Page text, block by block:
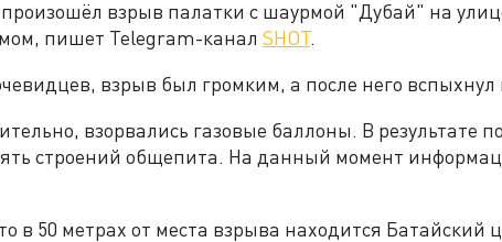
произошёл взрыв палатки с шаурмой "Дубай" на
пишет Telegram-канал SHOT.
взрыв был громким, а после него
взорвались газовые баллоны. В результате
строений общепита. На данный момент
в 50 метрах от места взрыва находится Батайский